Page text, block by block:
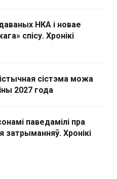
НКА і новае
спісу. Хронікі
сістэма можа
2027 года
паведамілі пра
затрыманняў. Хронікі